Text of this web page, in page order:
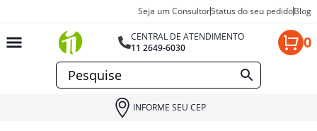
Seja um ConsultorStatus do seu pedidoBlog
CENTRAL DE ATENDIMENTO
11 2649-6030
0
INFORME SEU CEP